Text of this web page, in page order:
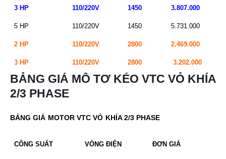
3 HP 110/220V 1450 3.807.000
5 HP 110/220V 1450 5.731.000
2 HP 110/220V 2800 2.469.000
3 HP 110/220V 2800 3.202.000
BẢNG GIÁ MÔ TƠ KÉO VTC VỎ KHÍA
2/3 PHASE
BẢNG GIÁ MOTOR VTC VỎ KHÍA 2/3 PHASE
CÔNG SUẤT VÒNG ĐIỆN ĐƠN GIÁ